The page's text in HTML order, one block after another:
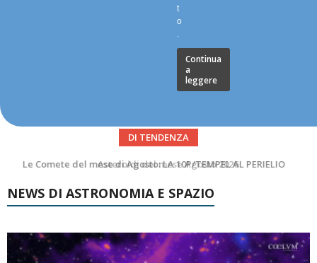
t
o
.
Continua
a
leggere
DI TENDENZA
Asteroidi del mese Agosto 2026
NEWS DI ASTRONOMIA E SPAZIO